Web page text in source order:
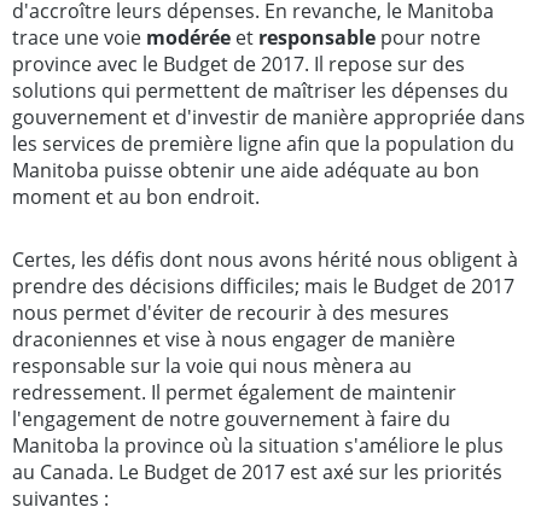
d'accroître leurs dépenses. En revanche, le Manitoba
trace une voie modérée et responsable pour notre
province avec le Budget de 2017. Il repose sur des
solutions qui permettent de maîtriser les dépenses du
gouvernement et d'investir de manière appropriée dans
les services de première ligne afin que la population du
Manitoba puisse obtenir une aide adéquate au bon
moment et au bon endroit.
Certes, les défis dont nous avons hérité nous obligent à
prendre des décisions difficiles; mais le Budget de 2017
nous permet d'éviter de recourir à des mesures
draconiennes et vise à nous engager de manière
responsable sur la voie qui nous mènera au
redressement. Il permet également de maintenir
l'engagement de notre gouvernement à faire du
Manitoba la province où la situation s'améliore le plus
au Canada. Le Budget de 2017 est axé sur les priorités
suivantes :